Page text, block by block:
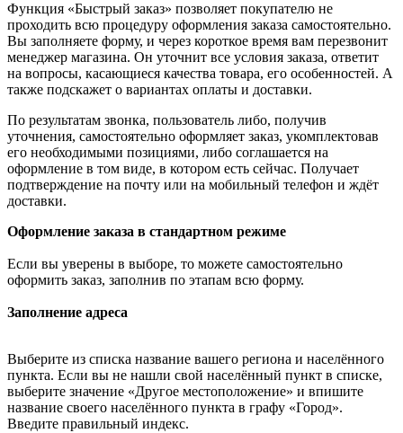
Функция «Быстрый заказ» позволяет покупателю не
проходить всю процедуру оформления заказа самостоятельно.
Вы заполняете форму, и через короткое время вам перезвонит
менеджер магазина. Он уточнит все условия заказа, ответит
на вопросы, касающиеся качества товара, его особенностей. А
также подскажет о вариантах оплаты и доставки.
По результатам звонка, пользователь либо, получив
уточнения, самостоятельно оформляет заказ, укомплектовав
его необходимыми позициями, либо соглашается на
оформление в том виде, в котором есть сейчас. Получает
подтверждение на почту или на мобильный телефон и ждёт
доставки.
Оформление заказа в стандартном режиме
Если вы уверены в выборе, то можете самостоятельно
оформить заказ, заполнив по этапам всю форму.
Заполнение адреса
Выберите из списка название вашего региона и населённого
пункта. Если вы не нашли свой населённый пункт в списке,
выберите значение «Другое местоположение» и впишите
название своего населённого пункта в графу «Город».
Введите правильный индекс.